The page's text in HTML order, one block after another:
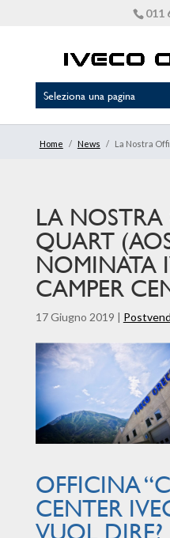
011
Seleziona una pagina
Home / News / La Nostra Officina Di
LA
QUART
NOMINATA
CAMPER
17 Giugno 2019 |
OFFICINA
CENTER